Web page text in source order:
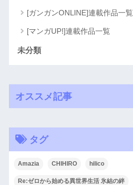
[ガンガンONLINE]連載作品一覧
[マンガUP!]連載作品一覧
未分類
オススメ記事
タグ
Amazia CHIHIRO hilico
Re:ゼロから始める異世界生活 氷結の絆